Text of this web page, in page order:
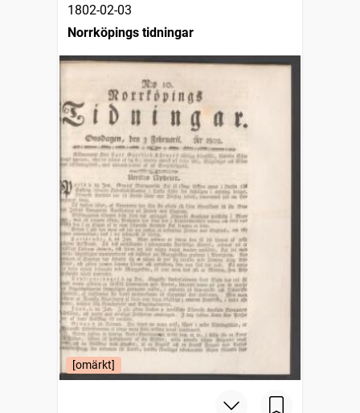
1802-02-03
Norrköpings tidningar
[omärkt]